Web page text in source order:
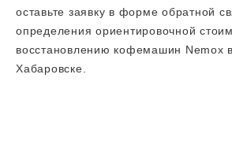
оставьте заявку в форме обратной
определения ориентировочной
восстановлению кофемашин Nemox
Хабаровске.